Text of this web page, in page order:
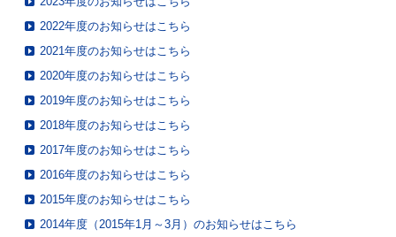
2022年度のお知らせはこちら
2021年度のお知らせはこちら
2020年度のお知らせはこちら
2019年度のお知らせはこちら
2018年度のお知らせはこちら
2017年度のお知らせはこちら
2016年度のお知らせはこちら
2015年度のお知らせはこちら
2014年度（2015年1月～3月）のお知らせはこちら